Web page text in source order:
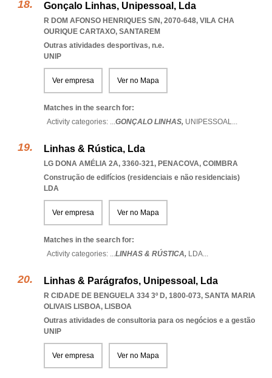
Gonçalo Linhas, Unipessoal, Lda
R DOM AFONSO HENRIQUES S/N, 2070-648, VILA CHA
OURIQUE CARTAXO, SANTAREM
Outras atividades desportivas, n.e.
UNIP
Ver empresa Ver no Mapa
Matches in the search for:
Activity categories: ...GONÇALO LINHAS, UNIPESSOAL...
Linhas & Rústica, Lda
LG DONA AMÉLIA 2A, 3360-321, PENACOVA, COIMBRA
Construção de edifícios (residenciais e não residenciais)
LDA
Ver empresa Ver no Mapa
Matches in the search for:
Activity categories: ...LINHAS & RÚSTICA, LDA...
Linhas & Parágrafos, Unipessoal, Lda
R CIDADE DE BENGUELA 334 3º D, 1800-073, SANTA MARIA
OLIVAIS LISBOA, LISBOA
Outras atividades de consultoria para os negócios e a gestão
UNIP
Ver empresa Ver no Mapa